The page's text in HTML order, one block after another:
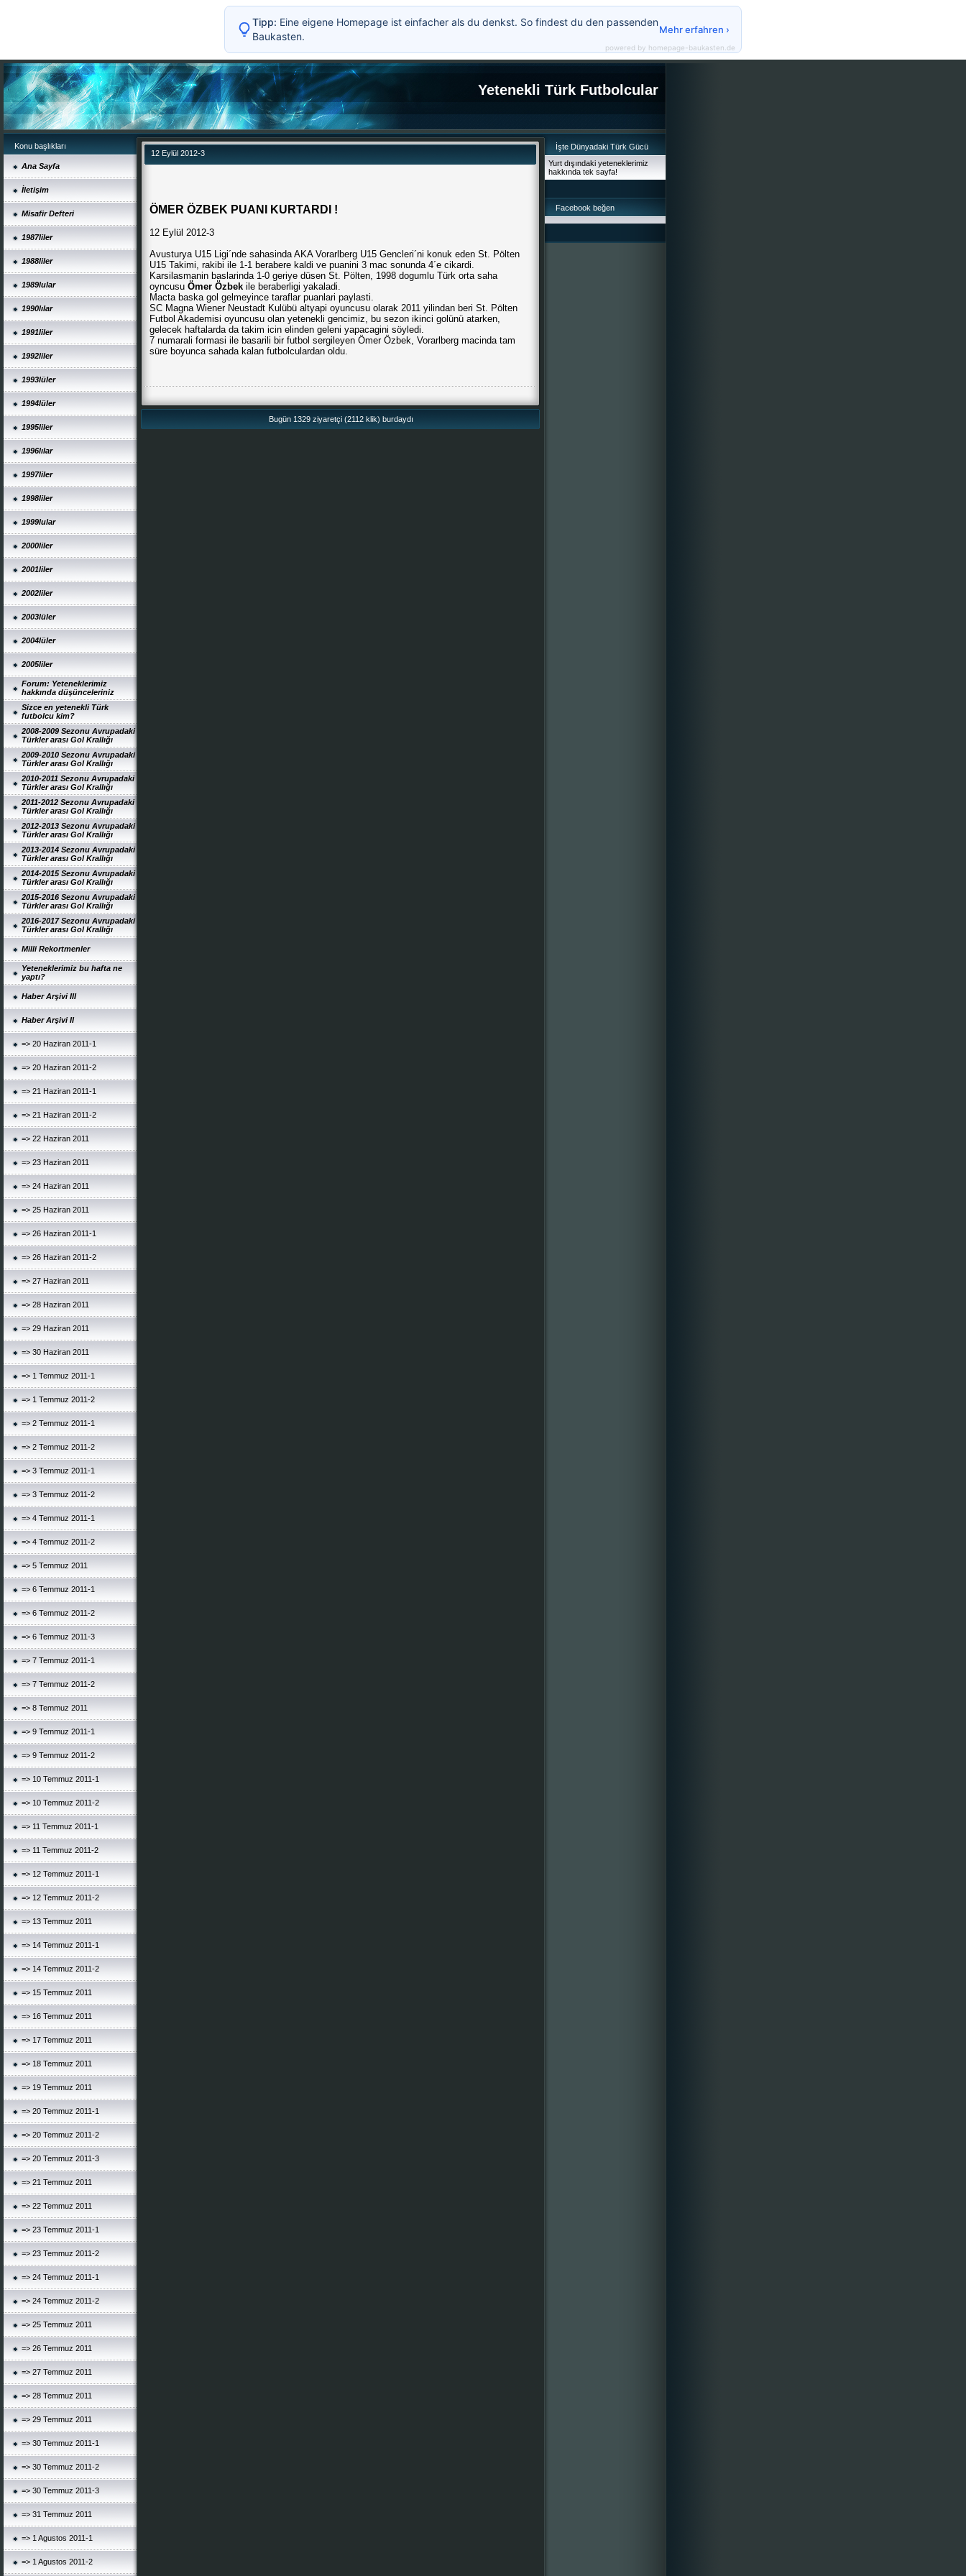
Yetenekli Türk Futbolcular
Konu başlıkları
Ana Sayfa
İletişim
Misafir Defteri
1987liler
1988liler
1989lular
1990lılar
1991liler
1992liler
1993lüler
1994lüler
1995liler
1996lılar
1997liler
1998liler
1999lular
2000liler
2001liler
2002liler
2003lüler
2004lüler
2005liler
Forum: Yeteneklerimiz
hakkında düşünceleriniz
Sizce en yetenekli Türk
futbolcu kim?
2008-2009 Sezonu Avrupadaki
Türkler arası Gol Krallığı
2009-2010 Sezonu Avrupadaki
Türkler arası Gol Krallığı
2010-2011 Sezonu Avrupadaki
Türkler arası Gol Krallığı
2011-2012 Sezonu Avrupadaki
Türkler arası Gol Krallığı
2012-2013 Sezonu Avrupadaki
Türkler arası Gol Krallığı
2013-2014 Sezonu Avrupadaki
Türkler arası Gol Krallığı
2014-2015 Sezonu Avrupadaki
Türkler arası Gol Krallığı
2015-2016 Sezonu Avrupadaki
Türkler arası Gol Krallığı
2016-2017 Sezonu Avrupadaki
Türkler arası Gol Krallığı
Milli Rekortmenler
Yeteneklerimiz bu hafta ne
yaptı?
Haber Arşivi III
Haber Arşivi II
=> 20 Haziran 2011-1
=> 20 Haziran 2011-2
=> 21 Haziran 2011-1
=> 21 Haziran 2011-2
=> 22 Haziran 2011
=> 23 Haziran 2011
=> 24 Haziran 2011
=> 25 Haziran 2011
=> 26 Haziran 2011-1
=> 26 Haziran 2011-2
=> 27 Haziran 2011
=> 28 Haziran 2011
=> 29 Haziran 2011
=> 30 Haziran 2011
=> 1 Temmuz 2011-1
=> 1 Temmuz 2011-2
=> 2 Temmuz 2011-1
=> 2 Temmuz 2011-2
=> 3 Temmuz 2011-1
=> 3 Temmuz 2011-2
=> 4 Temmuz 2011-1
=> 4 Temmuz 2011-2
=> 5 Temmuz 2011
=> 6 Temmuz 2011-1
=> 6 Temmuz 2011-2
=> 6 Temmuz 2011-3
=> 7 Temmuz 2011-1
=> 7 Temmuz 2011-2
=> 8 Temmuz 2011
=> 9 Temmuz 2011-1
=> 9 Temmuz 2011-2
=> 10 Temmuz 2011-1
=> 10 Temmuz 2011-2
=> 11 Temmuz 2011-1
=> 11 Temmuz 2011-2
=> 12 Temmuz 2011-1
=> 12 Temmuz 2011-2
=> 13 Temmuz 2011
=> 14 Temmuz 2011-1
=> 14 Temmuz 2011-2
=> 15 Temmuz 2011
=> 16 Temmuz 2011
=> 17 Temmuz 2011
=> 18 Temmuz 2011
=> 19 Temmuz 2011
=> 20 Temmuz 2011-1
=> 20 Temmuz 2011-2
=> 20 Temmuz 2011-3
=> 21 Temmuz 2011
=> 22 Temmuz 2011
=> 23 Temmuz 2011-1
=> 23 Temmuz 2011-2
=> 24 Temmuz 2011-1
=> 24 Temmuz 2011-2
=> 25 Temmuz 2011
=> 26 Temmuz 2011
=> 27 Temmuz 2011
=> 28 Temmuz 2011
=> 29 Temmuz 2011
=> 30 Temmuz 2011-1
=> 30 Temmuz 2011-2
=> 30 Temmuz 2011-3
=> 31 Temmuz 2011
=> 1 Agustos 2011-1
=> 1 Agustos 2011-2
12 Eylül 2012-3
ÖMER ÖZBEK PUANI KURTARDI !
12 Eylül 2012-3
Avusturya U15 Ligi´nde sahasinda AKA Vorarlberg U15 Gencleri´ni konuk eden St. Pölten
U15 Takimi, rakibi ile 1-1 berabere kaldi ve puanini 3 mac sonunda 4´e cikardi.
Karsilasmanin baslarinda 1-0 geriye düsen St. Pölten, 1998 dogumlu Türk orta saha
oyncusu Ömer Özbek ile beraberligi yakaladi.
Macta baska gol gelmeyince taraflar puanlari paylasti.
SC Magna Wiener Neustadt Kulübü altyapi oyuncusu olarak 2011 yilindan beri St. Pölten
Futbol Akademisi oyuncusu olan yetenekli gencimiz, bu sezon ikinci golünü atarken,
gelecek haftalarda da takim icin elinden geleni yapacagini söyledi.
7 numarali formasi ile basarili bir futbol sergileyen Ömer Özbek, Vorarlberg macinda tam
süre boyunca sahada kalan futbolculardan oldu.
Bugün 1329 ziyaretçi (2112 klik) burdaydı
İşte Dünyadaki Türk Gücü
Yurt dışındaki yeteneklerimiz
hakkında tek sayfa!
Facebook beğen
Tipp: Eine eigene Homepage ist einfacher als du denkst. So findest du den passenden
Baukasten.
Mehr erfahren ›
powered by homepage-baukasten.de